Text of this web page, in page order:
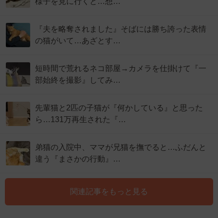
『夫を略奪されました』そばには勝ち誇った表情
の猫がいて…あざとす…
短時間で荒れるネコ部屋→カメラを仕掛けて『一
部始終を撮影』してみ…
先輩猫と2匹の子猫が『何かしている』と思った
ら…131万再生された『…
弟猫の入院中、ママが兄猫を撫でると…ふだんと
違う『まさかの行動』…
関連記事をもっと見る